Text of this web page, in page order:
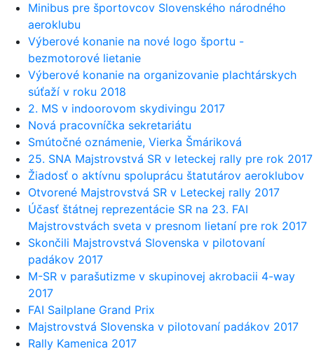
Minibus pre športovcov Slovenského národného
aeroklubu
Výberové konanie na nové logo športu -
bezmotorové lietanie
Výberové konanie na organizovanie plachtárskych
súťaží v roku 2018
2. MS v indoorovom skydivingu 2017
Nová pracovníčka sekretariátu
Smútočné oznámenie, Vierka Šmáriková
25. SNA Majstrovstvá SR v leteckej rally pre rok 2017
Žiadosť o aktívnu spoluprácu štatutárov aeroklubov
Otvorené Majstrovstvá SR v Leteckej rally 2017
Účasť štátnej reprezentácie SR na 23. FAI
Majstrovstvách sveta v presnom lietaní pre rok 2017
Skončili Majstrovstvá Slovenska v pilotovaní
padákov 2017
M-SR v parašutizme v skupinovej akrobacii 4-way
2017
FAI Sailplane Grand Prix
Majstrovstvá Slovenska v pilotovaní padákov 2017
Rally Kamenica 2017